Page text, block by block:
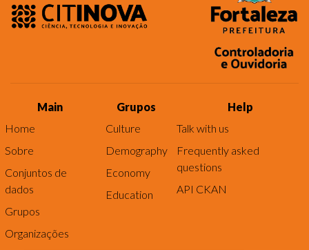
Main
Home
Sobre
Conjuntos de
dados
Grupos
Organizações
Grupos
Culture
Demography
Economy
Education
Help
Talk with us
Frequently asked
questions
API CKAN